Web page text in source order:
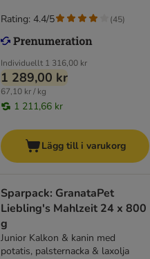
Individuellt 1 316,00 kr
1 289,00 kr
67,10 kr / kg
1 211,66 kr
Rating: 4.4/5 (45)
Lägg till i varukorg
Sparpack: GranataPet
Liebling's Mahlzeit 24 x 800
g
Junior Kalkon & kanin med
potatis, palsternacka & laxolja